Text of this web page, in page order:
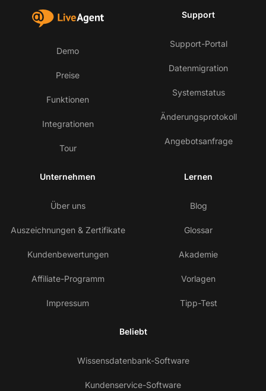
Demo
Preise
Funktionen
Integrationen
Tour
Support
Support-Portal
Datenmigration
Systemstatus
Änderungsprotokoll
Angebotsanfrage
Unternehmen
Über uns
Auszeichnungen & Zertifikate
Kundenbewertungen
Affiliate-Programm
Impressum
Lernen
Blog
Glossar
Akademie
Vorlagen
Tipp-Test
Beliebt
Wissensdatenbank-Software
Kundenservice-Software